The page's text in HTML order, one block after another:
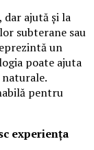
dar ajută și la
subterane sau
un
poate ajuta
pentru
experiența